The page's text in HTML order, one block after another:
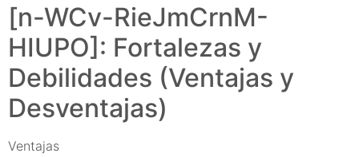
[n-WCv-RieJmCrnM-
HIUPO]: Fortalezas y
Debilidades (Ventajas y
Desventajas)
Ventajas